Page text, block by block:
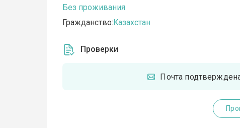
Без проживания
Гражданство:Казахстан
Проверки
Почта